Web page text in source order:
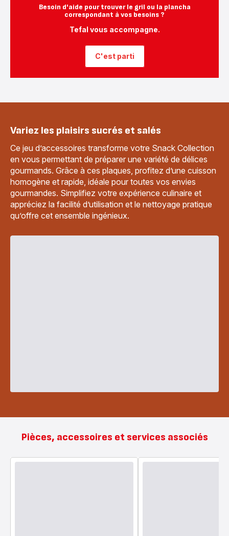
Besoin d'aide pour trouver le gril ou la plancha
correspondant à vos besoins ?
Tefal vous accompagne.
C'est parti
Variez les plaisirs sucrés et salés
Ce jeu d’accessoires transforme votre Snack Collection
en vous permettant de préparer une variété de délices
gourmands. Grâce à ces plaques, profitez d’une cuisson
homogène et rapide, idéale pour toutes vos envies
gourmandes. Simplifiez votre expérience culinaire et
appréciez la facilité d’utilisation et le nettoyage pratique
qu’offre cet ensemble ingénieux.
Pièces, accessoires et services associés